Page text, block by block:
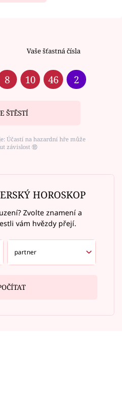
Vaše šťastná čísla
8 10 46 2
ŠTĚSTÍ
Účastí na hazardní hře může
závislost ⑱
HOROSKOP
Zvolte znamení a
vám hvězdy přejí.